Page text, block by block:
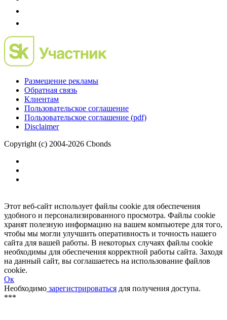
Размещение рекламы
Обратная связь
Пользовательское соглашение
Copyright (c) 2004-2026 Cbonds
Этот веб-сайт использует файлы cookie для обеспечения
удобного и персонализированного просмотра. Файлы cookie
хранят полезную информацию на вашем компьютере для того,
чтобы мы могли улучшить оперативность и точность нашего
сайта для вашей работы. В некоторых случаях файлы cookie
необходимы для обеспечения корректной работы сайта. Заходя
на данный сайт, вы соглашаетесь на использование файлов